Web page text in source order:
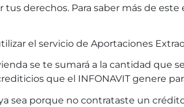
derechos. Para saber más de
el servicio de Aportaciones
se te sumará a la cantidad que
que el INFONAVIT genere
sea porque no contrataste un